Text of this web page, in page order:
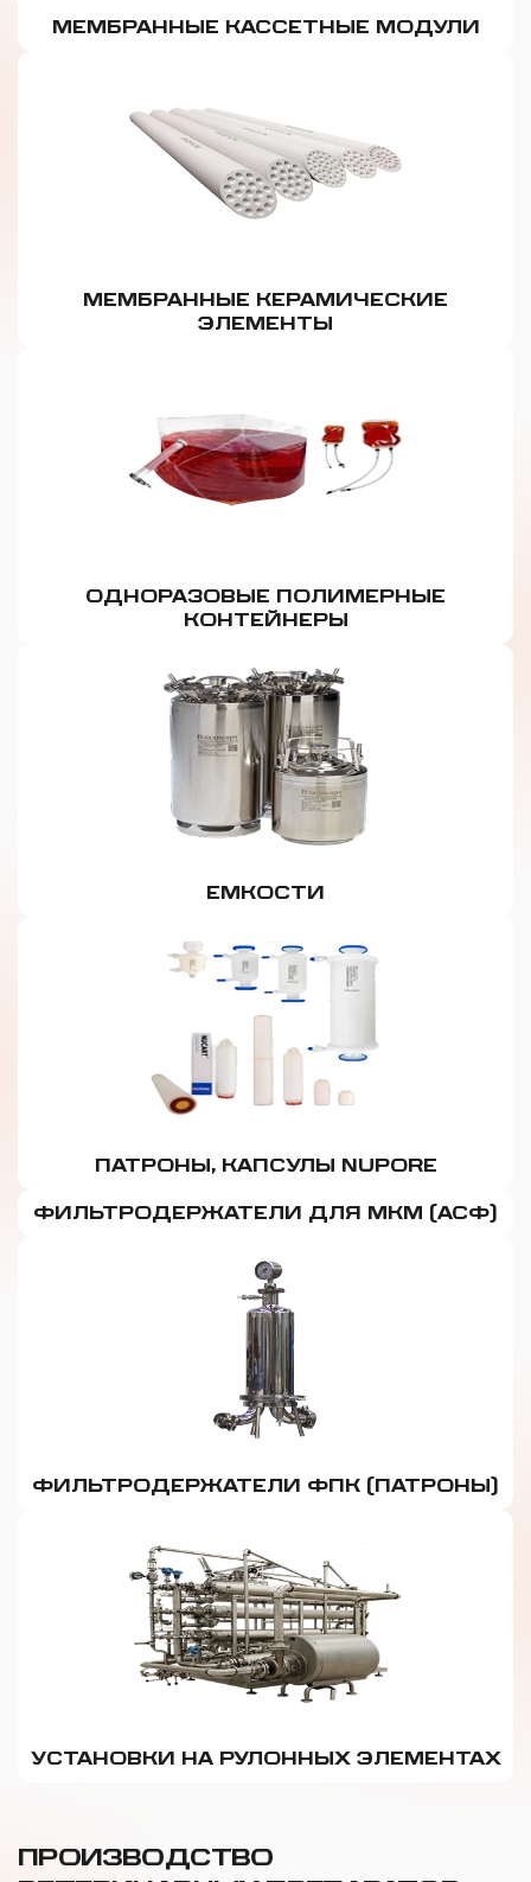
МЕМБРАННЫЕ КАССЕТНЫЕ МОДУЛИ
МЕМБРАННЫЕ КЕРАМИЧЕСКИЕ
ЭЛЕМЕНТЫ
ОДНОРАЗОВЫЕ ПОЛИМЕРНЫЕ
КОНТЕЙНЕРЫ
ЕМКОСТИ
ПАТРОНЫ, КАПСУЛЫ NUPORE
ФИЛЬТРОДЕРЖАТЕЛИ ДЛЯ МКМ (АСФ)
ФИЛЬТРОДЕРЖАТЕЛИ ФПК (ПАТРОНЫ)
УСТАНОВКИ НА РУЛОННЫХ ЭЛЕМЕНТАХ
ПРОИЗВОДСТВО